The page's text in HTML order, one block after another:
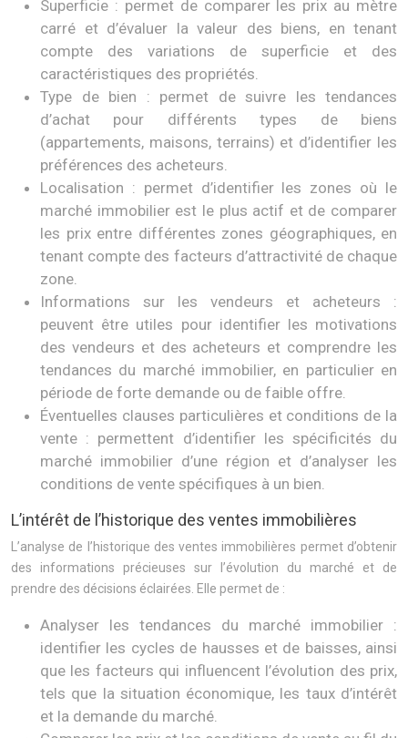
Superficie : permet de comparer les prix au mètre
carré et d’évaluer la valeur des biens, en tenant
compte des variations de superficie et des
caractéristiques des propriétés.
Type de bien : permet de suivre les tendances
d’achat pour différents types de biens
(appartements, maisons, terrains) et d’identifier les
préférences des acheteurs.
Localisation : permet d’identifier les zones où le
marché immobilier est le plus actif et de comparer
les prix entre différentes zones géographiques, en
tenant compte des facteurs d’attractivité de chaque
zone.
Informations sur les vendeurs et acheteurs :
peuvent être utiles pour identifier les motivations
des vendeurs et des acheteurs et comprendre les
tendances du marché immobilier, en particulier en
période de forte demande ou de faible offre.
Éventuelles clauses particulières et conditions de la
vente : permettent d’identifier les spécificités du
marché immobilier d’une région et d’analyser les
conditions de vente spécifiques à un bien.
L’intérêt de l’historique des ventes immobilières
L’analyse de l’historique des ventes immobilières permet d’obtenir
des informations précieuses sur l’évolution du marché et de
prendre des décisions éclairées. Elle permet de :
Analyser les tendances du marché immobilier :
identifier les cycles de hausses et de baisses, ainsi
que les facteurs qui influencent l’évolution des prix,
tels que la situation économique, les taux d’intérêt
et la demande du marché.